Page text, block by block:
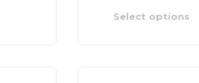
Select options